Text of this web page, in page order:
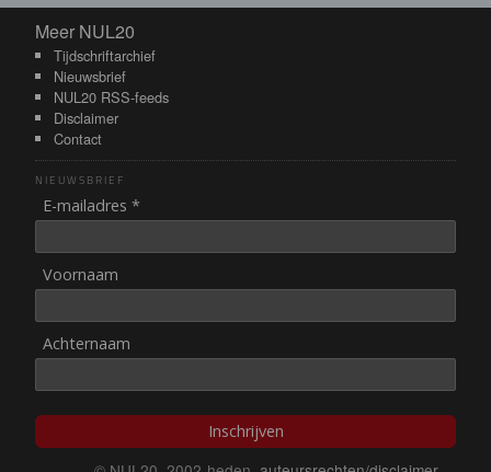
Meer NUL20
Meer NUL20
Tijdschriftarchief
Nieuwsbrief
NUL20 RSS-feeds
Disclaimer
Contact
NIEUWSBRIEF
E-mailadres *
Voornaam
Achternaam
Inschrijven